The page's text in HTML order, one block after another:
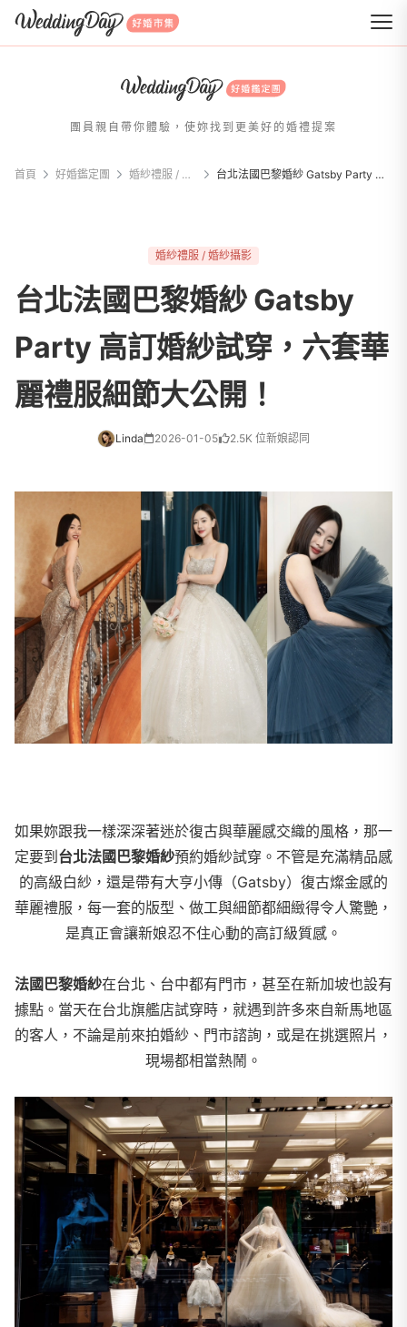
WeddingDay 好婚市集
團員親自帶你體驗，使妳找到更美好的婚禮提案
首頁 好婚鑑定團 婚紗禮服 / 婚紗攝影 台北法國巴黎婚紗 Gatsby Party 高訂婚紗試穿，六套華麗禮服細節大公開！
婚紗禮服 / 婚紗攝影
台北法國巴黎婚紗 Gatsby
Party 高訂婚紗試穿，六套華
麗禮服細節大公開！
Linda 2026-01-05 2.5K 位新娘認同
如果妳跟我一樣深深著迷於復古與華麗感交織的風格，那一
定要到 台北法國巴黎婚紗預約婚紗試穿。不管是充滿精品感
的高級白紗，還是帶有大亨小傳（Gatsby）復古燦金感的
華麗禮服，每一套的版型、做工與細節都細緻得令人驚艷，
是真正會讓新娘忍不住心動的高訂級質感。
法國巴黎婚紗在台北、台中都有門市，甚至在新加坡也設有
據點。當天在台北旗艦店試穿時，就遇到許多來自新馬地區
的客人，不論是前來拍婚紗、門市諮詢，或是在挑選照片，
現場都相當熱鬧。